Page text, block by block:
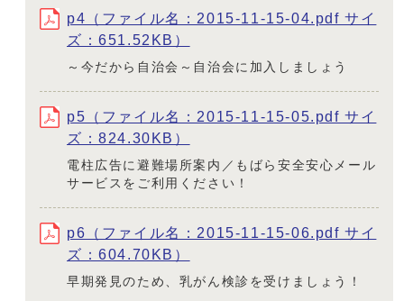
p4（ファイル名：2015-11-15-04.pdf サイ
ズ：651.52KB）
～今だから自治会～自治会に加入しましょう
p5（ファイル名：2015-11-15-05.pdf サイ
ズ：824.30KB）
電柱広告に避難場所案内／もばら安全安心メール
サービスをご利用ください！
p6（ファイル名：2015-11-15-06.pdf サイ
ズ：604.70KB）
早期発見のため、乳がん検診を受けましょう！